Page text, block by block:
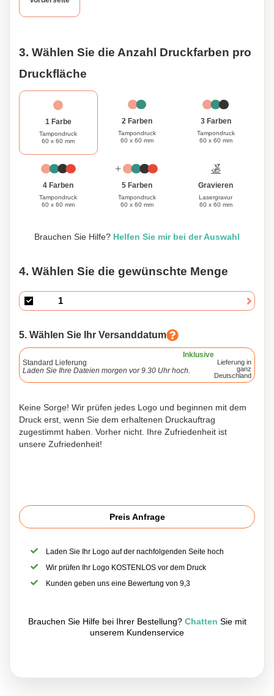
Wünschen mit Ihrem eigenen Design oder Text.
3. Wählen Sie die Anzahl Druckfarben pro
Druckfläche
1 Farbe
Tampondruck
60 x 60 mm
2 Farben
Tampondruck
60 x 60 mm
3 Farben
Tampondruck
60 x 60 mm
4 Farben
Tampondruck
60 x 60 mm
5 Farben
Tampondruck
60 x 60 mm
Gravieren
Lasergravur
60 x 60 mm
Brauchen Sie Hilfe? Helfen Sie mir bei der Auswahl
4. Wählen Sie die gewünschte Menge
5. Wählen Sie Ihr Versanddatum
Inklusive
Standard Lieferung
Laden Sie Ihre Dateien morgen vor 9.30 Uhr hoch.
Lieferung in
ganz
Deutschland
Keine Sorge! Wir prüfen jedes Logo und beginnen mit dem
Druck erst, wenn Sie dem erhaltenen Druckauftrag
zugestimmt haben. Vorher nicht. Ihre Zufriedenheit ist
unsere Zufriedenheit!
Preis Anfrage
Laden Sie Ihr Logo auf der nachfolgenden Seite hoch
Wir prüfen Ihr Logo KOSTENLOS vor dem Druck
Kunden geben uns eine Bewertung von 9,3
Brauchen Sie Hilfe bei Ihrer Bestellung? Chatten Sie mit
unserem Kundenservice